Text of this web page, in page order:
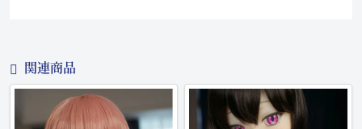
関連商品